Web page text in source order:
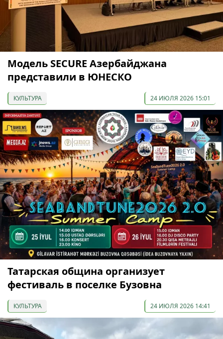
Модель SECURE Азербайджана
представили в ЮНЕСКО
КУЛЬТУРА 24 ИЮЛЯ 2026 15:01
Татарская община организует
фестиваль в поселке Бузовна
КУЛЬТУРА 24 ИЮЛЯ 2026 14:41